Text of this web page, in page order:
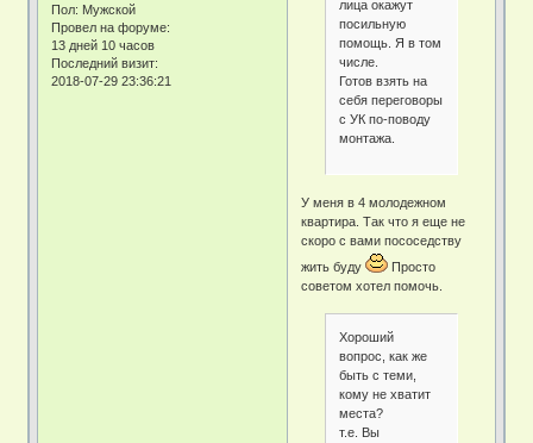
Пол: Мужской
Провел на форуме:
13 дней 10 часов
Последний визит:
2018-07-29 23:36:21
лица окажут
посильную
помощь. Я в том
числе.
Готов взять на
себя переговоры
с УК по-поводу
монтажа.
У меня в 4 молодежном
квартира. Так что я еще не
скоро с вами пососедству
жить буду
Просто
советом хотел помочь.
Хороший
вопрос, как же
быть с теми,
кому не хватит
места?
т.е. Вы